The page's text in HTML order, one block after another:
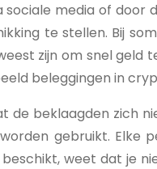
media of door
te stellen. Bij
zijn om snel geld
beleggingen in
de beklaagden zich
gebruikt. Elke
weet dat je